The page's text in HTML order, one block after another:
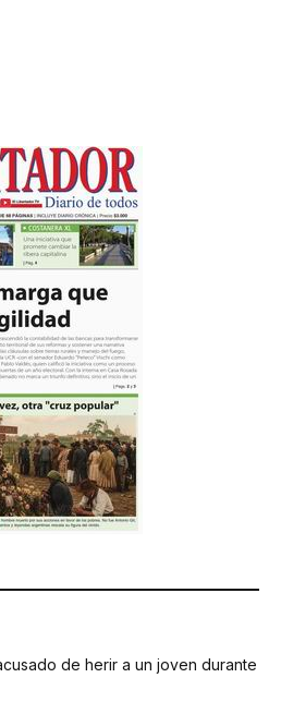
de herir a un joven durante